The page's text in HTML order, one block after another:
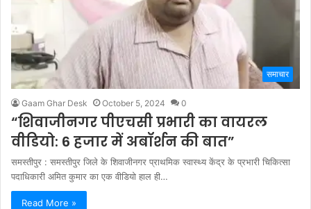
समाचार
Gaam Ghar Desk October 5, 2024 0
“शिवाजीनगर पीएचसी प्रभारी का वायरल
वीडियो: 6 हजार में अबॉर्शन की बात”
समस्तीपुर : समस्तीपुर जिले के शिवाजीनगर प्राथमिक स्वास्थ्य केंद्र के प्रभारी चिकित्सा
पदाधिकारी अमित कुमार का एक वीडियो हाल ही…
Read More »